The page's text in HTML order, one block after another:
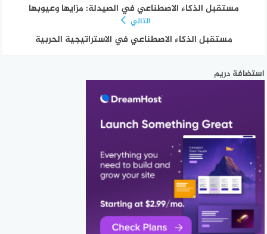
مستقبل الذكاء الاصطناعي في الصيدلة: مزايها وعيوبها
التالي
مستقبل الذكاء الاصطناعي في الاستراتيجية الحربية
استضافة دريم